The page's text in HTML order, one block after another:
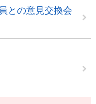
との意見交換会